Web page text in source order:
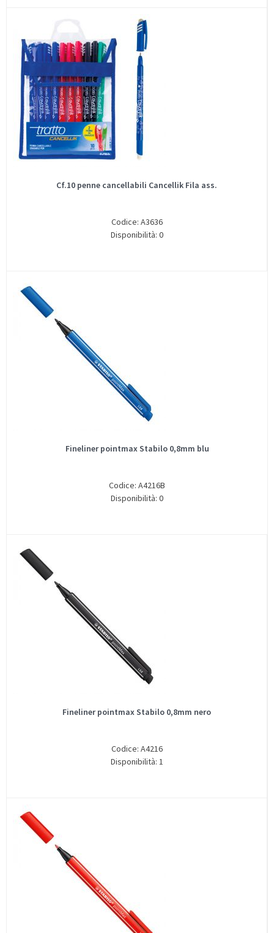
Cf.10 penne cancellabili Cancellik Fila ass.
Codice: A3636
Disponibilità: 0
Fineliner pointmax Stabilo 0,8mm blu
Codice: A4216B
Disponibilità: 0
Fineliner pointmax Stabilo 0,8mm nero
Codice: A4216
Disponibilità: 1